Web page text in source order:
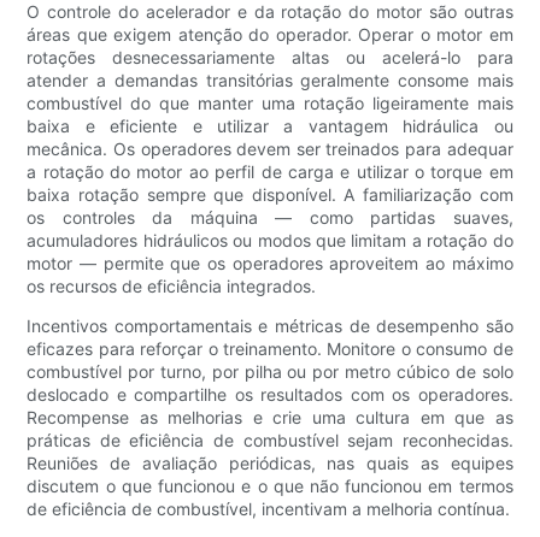
O controle do acelerador e da rotação do motor são outras
áreas que exigem atenção do operador. Operar o motor em
rotações desnecessariamente altas ou acelerá-lo para
atender a demandas transitórias geralmente consome mais
combustível do que manter uma rotação ligeiramente mais
baixa e eficiente e utilizar a vantagem hidráulica ou
mecânica. Os operadores devem ser treinados para adequar
a rotação do motor ao perfil de carga e utilizar o torque em
baixa rotação sempre que disponível. A familiarização com
os controles da máquina — como partidas suaves,
acumuladores hidráulicos ou modos que limitam a rotação do
motor — permite que os operadores aproveitem ao máximo
os recursos de eficiência integrados.
Incentivos comportamentais e métricas de desempenho são
eficazes para reforçar o treinamento. Monitore o consumo de
combustível por turno, por pilha ou por metro cúbico de solo
deslocado e compartilhe os resultados com os operadores.
Recompense as melhorias e crie uma cultura em que as
práticas de eficiência de combustível sejam reconhecidas.
Reuniões de avaliação periódicas, nas quais as equipes
discutem o que funcionou e o que não funcionou em termos
de eficiência de combustível, incentivam a melhoria contínua.